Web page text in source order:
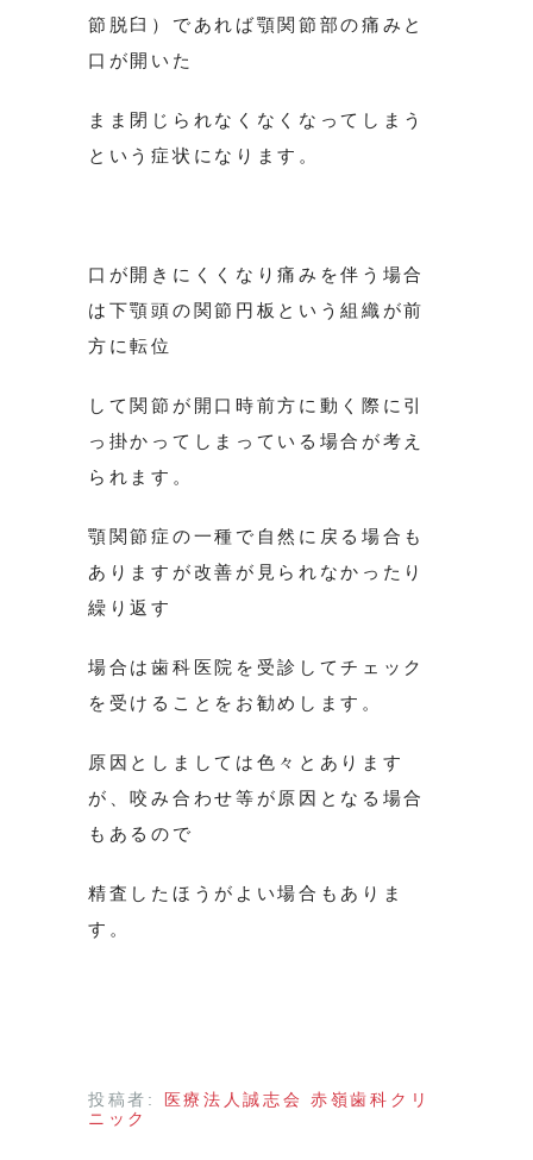
節脱臼）であれば顎関節部の痛みと
口が開いた
まま閉じられなくなくなってしまう
という症状になります。
口が開きにくくなり痛みを伴う場合
は下顎頭の関節円板という組織が前
方に転位
して関節が開口時前方に動く際に引
っ掛かってしまっている場合が考え
られます。
顎関節症の一種で自然に戻る場合も
ありますが改善が見られなかったり
繰り返す
場合は歯科医院を受診してチェック
を受けることをお勧めします。
原因としましては色々とあります
が、咬み合わせ等が原因となる場合
もあるので
精査したほうがよい場合もありま
す。
投稿者:
医療法人誠志会 赤嶺歯科クリ
ニック